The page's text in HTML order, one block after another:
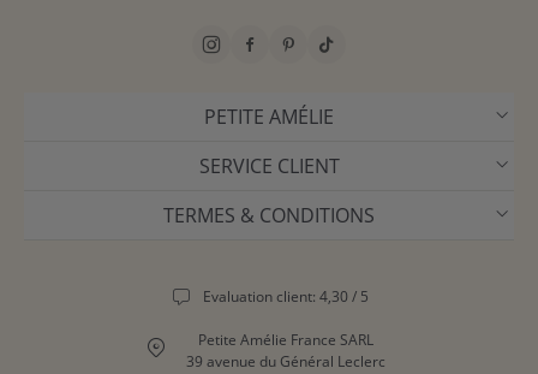
PETITE AMÉLIE
SERVICE CLIENT
TERMES & CONDITIONS
Evaluation client: 4,30 / 5
Petite Amélie France SARL
39 avenue du Général Leclerc